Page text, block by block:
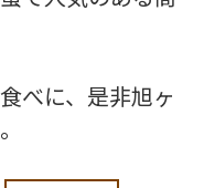
べに、是非旭ヶ